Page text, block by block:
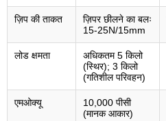
ज़िप की ताकत
ज़िपर छीलने का बलः
15-25N/15mm
लोड क्षमता
अधिकतम 5 किलो
(स्थिर); 3 किलो
(गतिशील परिवहन)
एमओक्यू
10,000 पीसी
(मानक आकार)